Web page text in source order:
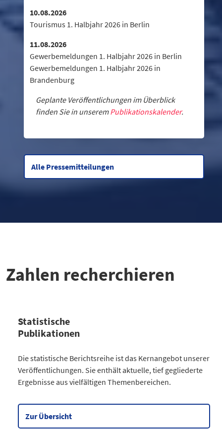
10.08.2026
Tourismus 1. Halbjahr 2026 in Berlin
11.08.2026
Gewerbemeldungen 1. Halbjahr 2026 in Berlin
Gewerbemeldungen 1. Halbjahr 2026 in
Brandenburg
Geplante Veröffentlichungen im Überblick
finden Sie in unseremPublikationskalender.
Alle Pressemitteilungen
Zahlen recherchieren
Statistische
Publikationen
Datentabelle zum Diagramm
Kategorie
Anzahl Publikationen
Bevölkerung 30
Gesellschaft 64
Die statistische Berichtsreihe ist das Kernangebot unserer
Veröffentlichungen. Sie enthält aktuelle, tief gegliederte
Ergebnisse aus vielfältigen Themenbereichen.
Zur Übersicht